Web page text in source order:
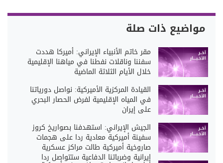
مواضيع ذات صلة
مقر خاتم الأنبياء الإيراني: أميركا هددت
سفننا وناقلات نفطنا في مياهنا الإقليمية
خلال الأيام الثلاثة الماضية
القيادة المركزية الأميركية: نواصل دورياتنا
في المياه الإقليمية لفرض الحصار البحري
على إيران
الجيش الإيراني: استهدفنا بصواريخ كروز
سفينة أميركية معادية ردا على هجمات
صاروخية أميركية طالت مراكز عسكرية
إيرانية وضرباتنا الدفاعية ستتواصل ردا